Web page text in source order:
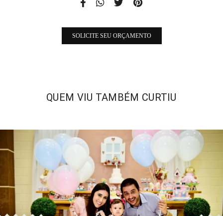
SOLICITE SEU ORÇAMENTO
QUEM VIU TAMBÉM CURTIU